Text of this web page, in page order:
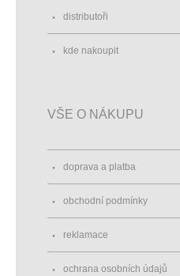
distributoři
kde nakoupit
VŠE O NÁKUPU
doprava a platba
obchodní podmínky
reklamace
ochrana osobních údajů